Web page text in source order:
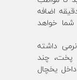
اضافه
خواهد
داشته
پخت، چند
یخچال